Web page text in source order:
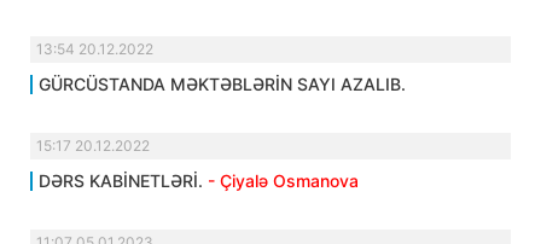
13:54 20.12.2022
GÜRCÜSTANDA MƏKTƏBLƏRİN SAYI AZALIB.
15:17 20.12.2022
DƏRS KABİNETLƏRİ. - Çiyalə Osmanova